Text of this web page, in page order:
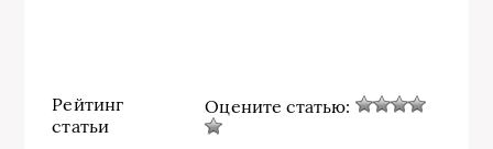
Рейтинг
статьи
Оцените статью: